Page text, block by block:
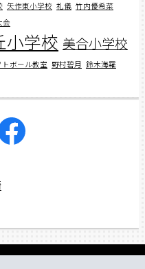
矢作東小学校 礼儀 竹内優希菜
会
小学校 美合小学校
ボール教室 野村碧月 鈴木海羅